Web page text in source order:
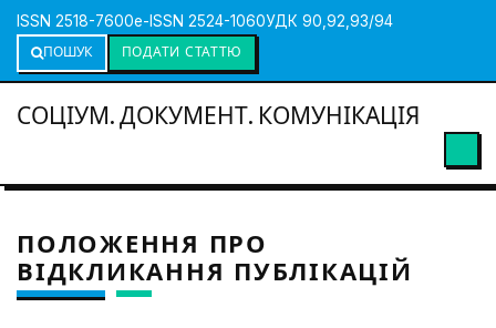
ISSN 2518-7600e-ISSN 2524-1060УДК 90,92,93/94
ПОШУК
ПОДАТИ СТАТТЮ
СОЦІУМ. ДОКУМЕНТ. КОМУНІКАЦІЯ
ПОЛОЖЕННЯ ПРО
ВІДКЛИКАННЯ ПУБЛІКАЦІЙ